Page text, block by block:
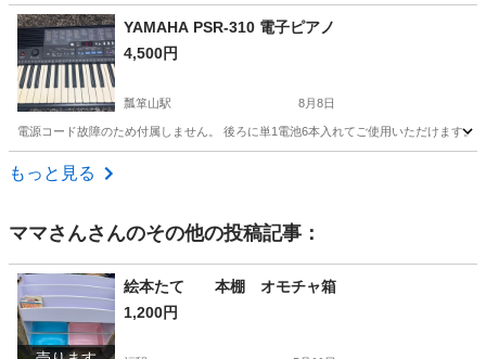
大阪 大阪市
YAMAHA PSR-310 電子ピアノ
4,500円
瓢箪山駅 8月8日
電源コード故障のため付属しません。 後ろに単1電池6本入れてご使用いただけます
大阪 東大阪市
もっと見る
ママさんさんのその他の投稿記事：
絵本たて 本棚 オモチャ箱
1,200円